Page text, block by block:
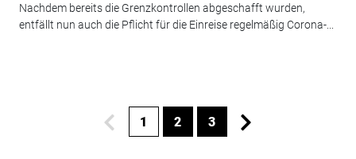
Nachdem bereits die Grenzkontrollen abgeschafft wurden,
entfällt nun auch die Pflicht für die Einreise regelmäßig Corona-...
1 2 3